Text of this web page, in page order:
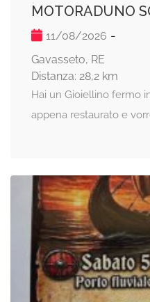
MOTORADUNO
11/08/2026 -
Gavasseto, RE
Distanza: 28,2 km
Hai un Gioiellino fermo
appena restaurato e